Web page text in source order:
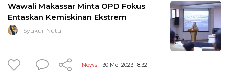
Wawali Makassar Minta OPD Fokus
Entaskan Kemiskinan Ekstrem
Syukur Nutu
News - 30 Mei 2023 18:32